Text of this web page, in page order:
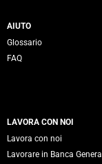
Servizi
AIUTO
Glossario
FAQ
LAVORA CON NOI
Lavora con noi
Lavorare in Banca